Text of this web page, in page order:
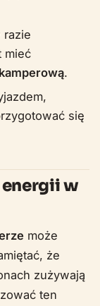
razie
mieć
.
się
energii w
może
że
zużywają
ten